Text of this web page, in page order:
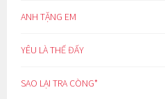
ANH TẶNG EM
YÊU LÀ THẾ ĐẤY
SAO LẠI TRA CÒNG*